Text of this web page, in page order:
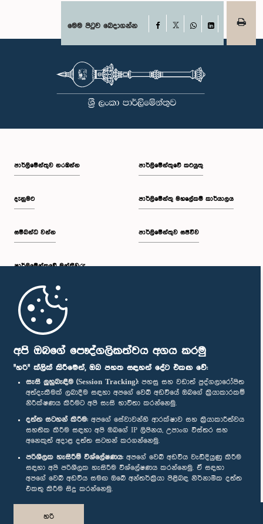
අපි ඔබගේ පෞද්ගලිකත්වය අගය කරමු
"හරි" ක්ලික් කිරීමෙන්, ඔබ පහත සඳහන් දේට එකඟ වේ:
සැසි ලුහුබැඳීම (Session Tracking): පහසු සහ වඩාත් පුද්ගලාරෝපිත
අත්දැකීමක් ලබාදීම සඳහා අපගේ වෙබ් අඩවියේ ඔබගේ ක්‍රියාකාරකම්
නිරීක්ෂණය කිරීමට අපි සැසි භාවිතා කරන්නෙමු.
දත්ත සටහන් කිරීම: අපගේ සේවාවන්හි ආරක්ෂාව සහ ක්‍රියාකාරීත්වය
සහතික කිරීම සඳහා අපි ඔබගේ IP ලිපිනය, උපාංග විස්තර සහ
අනෙකුත් අදාළ දත්ත සටහන් කරගන්නෙමු.
පරිශීලක හැසිරීම් විශ්ලේෂණය: අපගේ වෙබ් අඩවිය වැඩිදියුණු කිරීම
සඳහා අපි පරිශීලක හැසිරීම විශ්ලේෂණය කරන්නෙමු. ඒ සඳහා
අපගේ වෙබ් අඩවිය සමඟ ඔබේ අන්තර්ක්‍රියා පිළිබඳ නිර්නාමික දත්ත
එකතු කිරීම සිදු කරන්නෙමු.
හරි
මෙම පිටුව බෙදාගන්න Facebook
WhatsAppLinkedIn
පාර්ලි‌මේන්තුව නරඹන්න
දැනුමට
සම්බන්ධ වන්න
පාර්ලි‌මේන්තුවේ මන්ත්‍රීවරු
මුල් පිටුව
පාර්ලිමේන්තුවේ කටයුතු
පාර්ලිමේන්තු මහලේකම් කාර්යාලය
පාර්ලිමේන්තුව සජීවීව
පාර්ලිමේන්තු ජංගම යෙදුම
අප හා සම්බන්ධ වී සිටින්න :
සම්මාන
පෞද්ගලිකත්ව ප්‍රතිපත්තිය